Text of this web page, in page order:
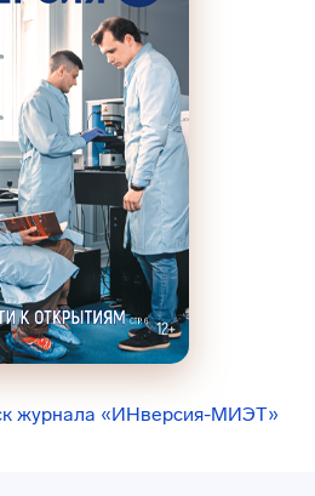
журнала «ИНверсия-МИЭТ»